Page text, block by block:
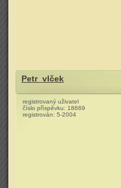
Petr_vlček
registrovaný uživatel
číslo příspěvku: 18669
registrován: 5-2004